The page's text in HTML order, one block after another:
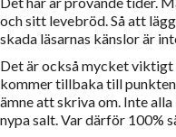
och sitt levebröd. Så att
skada läsarnas känslor är
Det är också mycket
kommer tillbaka till
ämne att skriva om. Inte
nypa salt. Var därför 100%